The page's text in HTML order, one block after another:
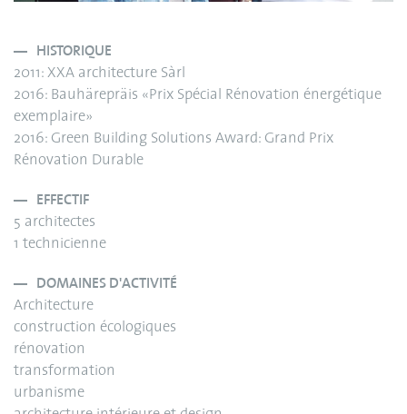
HISTORIQUE
2011: XXA architecture Sàrl
2016: Bauhärepräis «Prix Spécial Rénovation énergétique
exemplaire»
2016: Green Building Solutions Award: Grand Prix
Rénovation Durable
EFFECTIF
5 architectes
1 technicienne
DOMAINES D'ACTIVITÉ
Architecture
construction écologiques
rénovation
transformation
urbanisme